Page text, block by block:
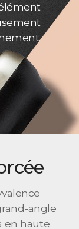
angle
en haute